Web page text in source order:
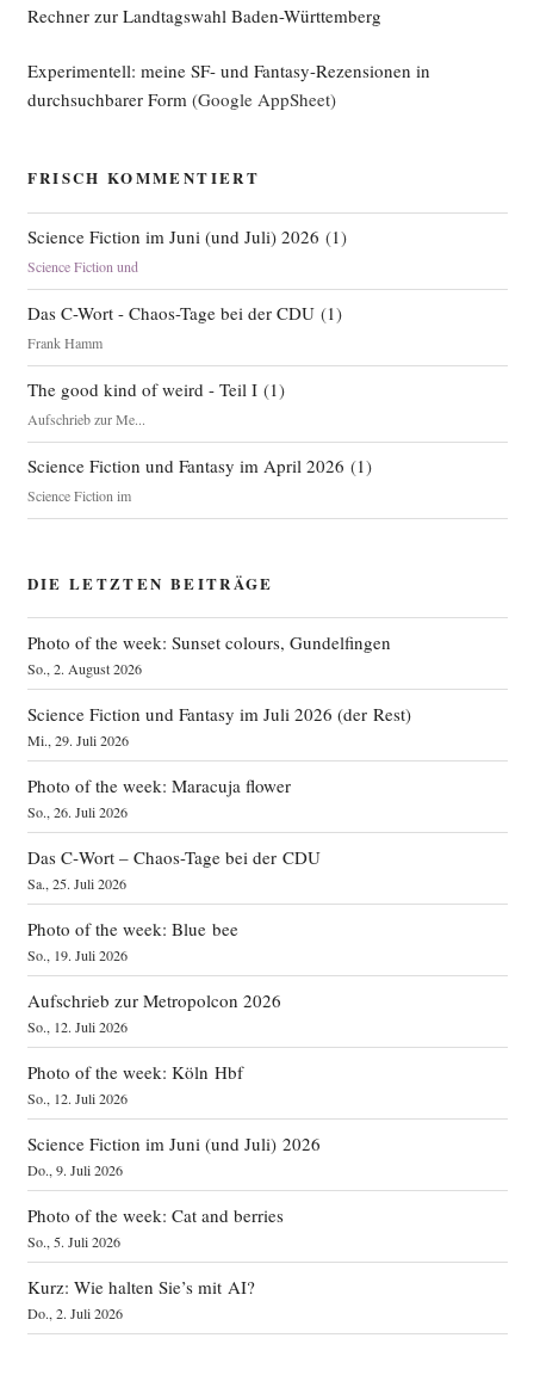
Rechner zur Landtagswahl Baden-Württemberg
Experimentell: meine SF- und Fantasy-Rezensionen in
durchsuchbarer Form(Google AppSheet)
FRISCH KOMMENTIERT
Science Fiction im Juni (und Juli) 2026 (1)
Science Fiction und
Das C-Wort - Chaos-Tage bei der CDU(1)
Frank Hamm
The good kind of weird - Teil I(1)
Aufschrieb zur Me...
Science Fiction und Fantasy im April 2026 (1)
Science Fiction im
DIE LETZTEN BEITRÄGE
Photo of the week: Sunset colours, Gundelfingen
So., 2. August 2026
Science Fiction und Fantasy im Juli 2026 (der Rest)
Mi., 29. Juli 2026
Photo of the week: Maracuja flower
So., 26. Juli 2026
Das C‑Wort – Chaos-Tage bei der CDU
Sa., 25. Juli 2026
Photo of the week: Blue bee
So., 19. Juli 2026
Aufschrieb zur Metropolcon 2026
So., 12. Juli 2026
Photo of the week: Köln Hbf
So., 12. Juli 2026
Science Fiction im Juni (und Juli) 2026
Do., 9. Juli 2026
Photo of the week: Cat and berries
So., 5. Juli 2026
Kurz: Wie halten Sie’s mit AI?
Do., 2. Juli 2026